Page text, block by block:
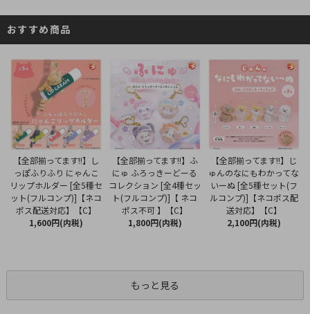
おすすめ商品
【全部揃ってます!!】し
っぽふりふり にゃんこ
リップホルダー [全5種セ
ット(フルコンプ)]【ネコ
ポス配送対応】【C】
1,600円(内税)
【全部揃ってます!!】ふ
にゅ ふろっきーどーる
コレクション [全4種セッ
ト(フルコンプ)]【 ネコ
ポス不可 】【C】
1,800円(内税)
【全部揃ってます!!】じ
ゅんのなにもわかってな
いーぬ [全5種セット(フ
ルコンプ)]【ネコポス配
送対応】【C】
2,100円(内税)
もっと見る